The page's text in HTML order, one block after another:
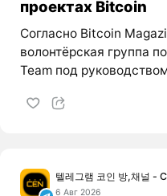
проектах Bitcoin
Согласно Bitcoin
волонтёрская группа
Team под
텔레그램 코인 방,채널 -
6 Авг 2026